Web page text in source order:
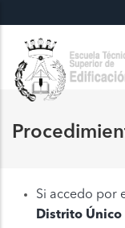
contenido
principal
Si accedo por
Distrito Único